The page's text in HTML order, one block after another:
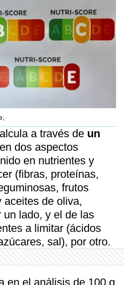
a través de un
dos aspectos
en nutrientes y
(fibras, proteínas,
frutos
aceites de oliva,
un lado, y el de las
a limitar (ácidos
sal), por otro.
en el análisis de 100 g